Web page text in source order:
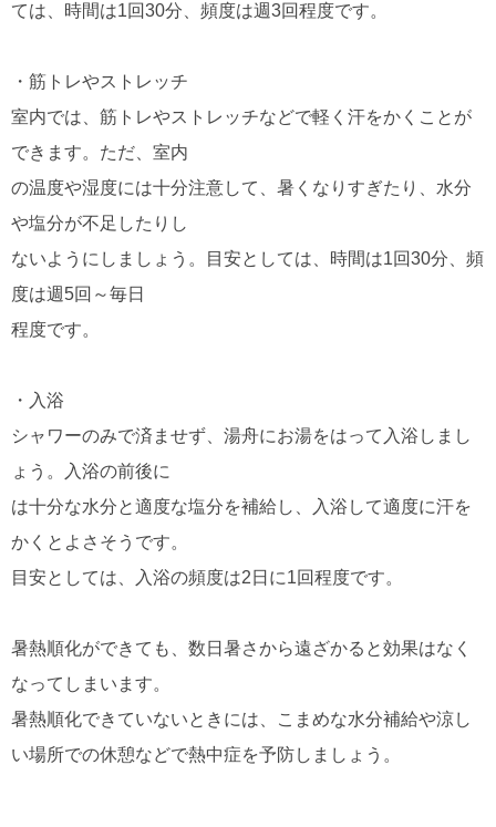
ては、時間は1回30分、頻度は週3回程度です。
・筋トレやストレッチ
室内では、筋トレやストレッチなどで軽く汗をかくことが
できます。ただ、室内
の温度や湿度には十分注意して、暑くなりすぎたり、水分
や塩分が不足したりし
ないようにしましょう。目安としては、時間は1回30分、頻
度は週5回～毎日
程度です。
・入浴
シャワーのみで済ませず、湯舟にお湯をはって入浴しまし
ょう。入浴の前後に
は十分な水分と適度な塩分を補給し、入浴して適度に汗を
かくとよさそうです。
目安としては、入浴の頻度は2日に1回程度です。
暑熱順化ができても、数日暑さから遠ざかると効果はなく
なってしまいます。
暑熱順化できていないときには、こまめな水分補給や涼し
い場所での休憩などで熱中症を予防しましょう。